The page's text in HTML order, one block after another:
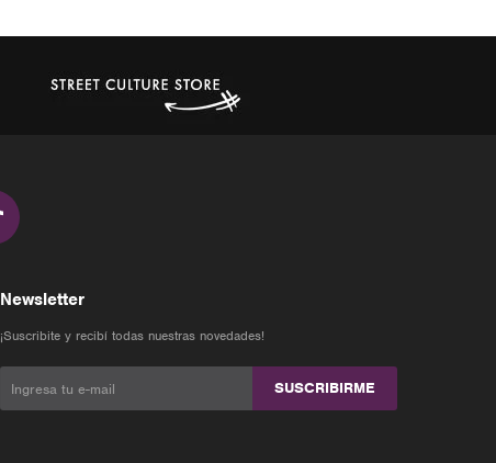
Newsletter
¡Suscribite y recibí todas nuestras novedades!
SUSCRIBIRME